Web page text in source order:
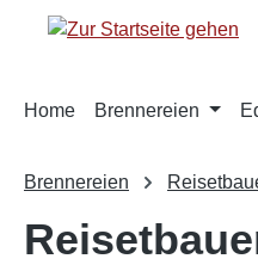
Zur
Home Brennereien
Brennereien